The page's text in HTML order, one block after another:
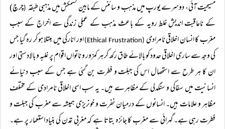
مسیحیت آئی، دوسرے یورپ میں مذہب و سائنس کے مابین کشمکش میں مذہبی طبقہ (چرچ)
کے ناعاقبت اندیش غلط رویہ کے باعث مذہب کے عملی زندگی سے اخراج کے سبب
مغرب کا انسان اخلاقی نامرادی (Ethical Frustration)
اور انارکی میں مبتلا ہو کر رہ گیا جس
کی وجہ سے ساری اخلاقی حدود کو بالائے طاق رکھ کر ہر کمزور و ناتواں اقوام پر غلبہ و بالادستی اور
ان کا ہر طرح سے استحصال اس کی جبلت و فطرت بن گئی ہے جس کے سبب دنیائے
انسانیت میں سفاکی و سنگدلی کے مظاہرے ہیں۔ یہ سب اسی اخلاقی نامرادی کے مختلف
مظاہر و علامات ہیں۔ انسانوں کے درمیان نفرت و خونریزی ہمیشہ سے مغرب کی جبلت و
فطرت رہی ہے۔ گہرائی سے مغرب کا جائزہ بتاتا ہے کہ مغربی تمدن کی بنیاد استعمار پر ہے۔